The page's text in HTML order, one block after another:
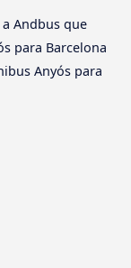
Andbus que
para Barcelona
Anyós para